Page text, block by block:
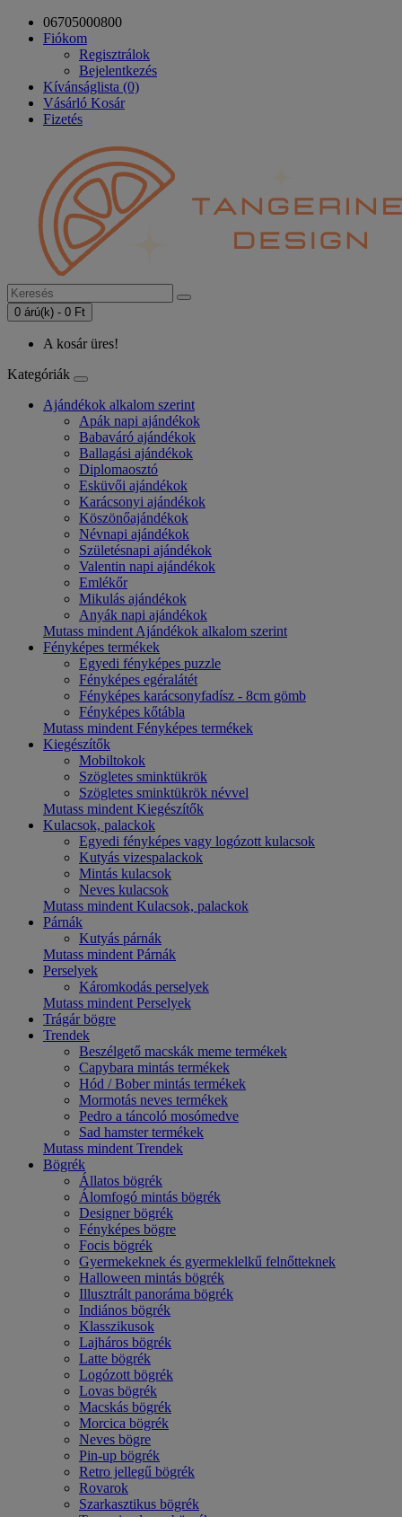
06705000800
Fiókom
Regisztrálok
Bejelentkezés
Kívánságlista (0)
Vásárló Kosár
Fizetés
0 árú(k) - 0 Ft
A kosár üres!
Kategóriák
Ajándékok alkalom szerint
Apák napi ajándékok
Babaváró ajándékok
Ballagási ajándékok
Diplomaosztó
Esküvői ajándékok
Karácsonyi ajándékok
Köszönőajándékok
Névnapi ajándékok
Születésnapi ajándékok
Valentin napi ajándékok
Emlékőr
Mikulás ajándékok
Anyák napi ajándékok
Mutass mindent Ajándékok alkalom szerint
Fényképes termékek
Egyedi fényképes puzzle
Fényképes egéralátét
Fényképes karácsonyfadísz - 8cm gömb
Fényképes kőtábla
Mutass mindent Fényképes termékek
Kiegészítők
Mobiltokok
Szögletes sminktükrök
Szögletes sminktükrök névvel
Mutass mindent Kiegészítők
Kulacsok, palackok
Egyedi fényképes vagy logózott kulacsok
Kutyás vizespalackok
Mintás kulacsok
Neves kulacsok
Mutass mindent Kulacsok, palackok
Párnák
Kutyás párnák
Mutass mindent Párnák
Perselyek
Káromkodás perselyek
Mutass mindent Perselyek
Trágár bögre
Trendek
Beszélgető macskák meme termékek
Capybara mintás termékek
Hód / Bober mintás termékek
Mormotás neves termékek
Pedro a táncoló mosómedve
Sad hamster termékek
Mutass mindent Trendek
Bögrék
Állatos bögrék
Álomfogó mintás bögrék
Designer bögrék
Fényképes bögre
Focis bögrék
Gyermekeknek és gyermeklelkű felnőtteknek
Halloween mintás bögrék
Illusztrált panoráma bögrék
Indiános bögrék
Klasszikusok
Lajháros bögrék
Latte bögrék
Logózott bögrék
Lovas bögrék
Macskás bögrék
Morcica bögrék
Neves bögre
Pin-up bögrék
Retro jellegű bögrék
Rovarok
Szarkasztikus bögrék